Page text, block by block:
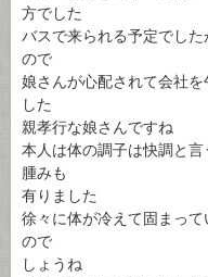
方でした
バスで来られる予定でし
ので
娘さんが心配されて会社
した
親孝行な娘さんですね
本人は体の調子は快調と
腫みも
有りました
徐々に体が冷えて固まっ
ので
しょうね